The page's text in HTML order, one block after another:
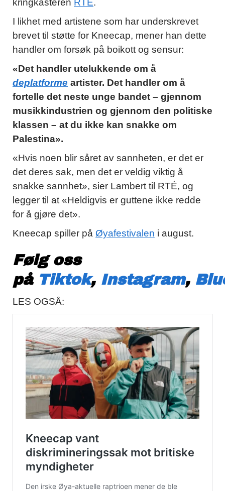
kringkasteren RTÉ.
I likhet med artistene som har underskrevet
brevet til støtte for Kneecap, mener han dette
handler om forsøk på boikott og sensur:
«Det handler utelukkende om å
deplatforme artister. Det handler om å
fortelle det neste unge bandet – gjennom
musikkindustrien og gjennom den politiske
klassen – at du ikke kan snakke om
Palestina».
«Hvis noen blir såret av sannheten, er det er
det deres sak, men det er veldig viktig å
snakke sannhet», sier Lambert til RTÉ, og
legger til at «Heldigvis er guttene ikke redde
for å gjøre det».
Kneecap spiller på Øyafestivalen i august.
Følg oss
på Tiktok, Instagram,
LES OGSÅ: